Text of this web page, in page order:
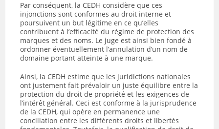
Par conséquent, la CEDH considère que ces
injonctions sont conformes au droit interne et
poursuivent un but légitime en ce qu’elles
contribuent à l’efficacité du régime de protection des
marques et des noms. Le juge est ainsi bien fondé à
ordonner éventuellement l’annulation d’un nom de
domaine portant atteinte à une marque.
Ainsi, la CEDH estime que les juridictions nationales
ont justement fait prévaloir un juste équilibre entre la
protection du droit de propriété et les exigences de
l’intérêt général. Ceci est conforme à la jurisprudence
de la CEDH, qui opère en permanence une
conciliation entre les différents droits et libertés